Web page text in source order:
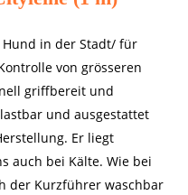
in der Stadt/ für
von grösseren
griffbereit und
und ausgestattet
Er liegt
auch bei Kälte. Wie bei
der Kurzführer waschbar